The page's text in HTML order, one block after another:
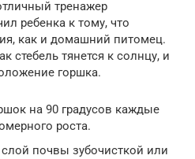
тренажер
ребенка к тому, что
как и домашний питомец.
стебель тянется к солнцу, и
горшка.
на 90 градусов каждые
роста.
почвы зубочисткой или